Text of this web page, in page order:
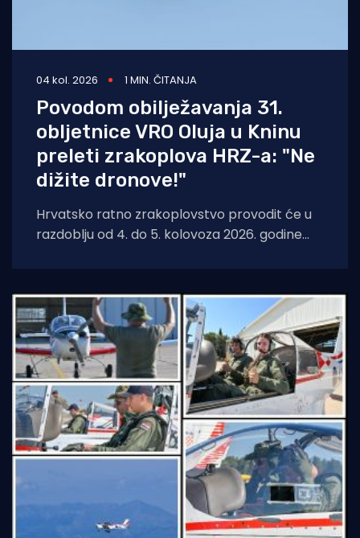
04 kol. 2026 1 MIN. ČITANJA
Povodom obilježavanja 31.
obljetnice VRO Oluja u Kninu
preleti zrakoplova HRZ-a: "Ne
dižite dronove!"
Hrvatsko ratno zrakoplovstvo provodit će u
razdoblju od 4. do 5. kolovoza 2026. godine